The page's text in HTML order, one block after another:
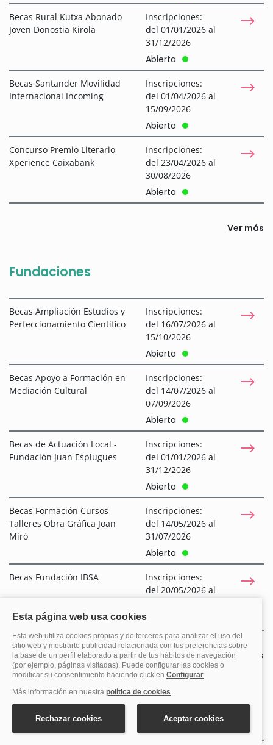
Becas Rural Kutxa Abonado
Joven Donostia Kirola
Inscripciones:
del 01/01/2026 al
31/12/2026
Abierta
Becas Santander Movilidad
Internacional Incoming
Inscripciones:
del 01/04/2026 al
15/09/2026
Abierta
Concurso Premio Literario
Xperience Caixabank
Inscripciones:
del 23/04/2026 al
30/08/2026
Abierta
Ver más
Fundaciones
Becas Ampliación Estudios y
Perfeccionamiento Científico
Inscripciones:
del 16/07/2026 al
15/10/2026
Abierta
Becas Apoyo a Formación en
Mediación Cultural
Inscripciones:
del 14/07/2026 al
07/09/2026
Abierta
Becas de Actuación Local -
Fundación Juan Esplugues
Inscripciones:
del 01/01/2026 al
31/12/2026
Abierta
Becas Formación Cursos
Talleres Obra Gráfica Joan
Miró
Inscripciones:
del 14/05/2026 al
31/07/2026
Abierta
Becas Fundación IBSA
Inscripciones:
del 20/05/2026 al
Abierta
Ver más
Instituciones privadas
latinoamericanas